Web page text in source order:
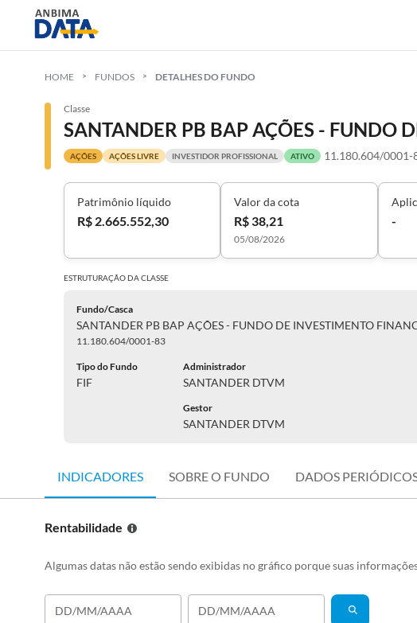
HOME FUNDOS DETALHES DO FUNDO
Classe
AÇÕES AÇÕES LIVRE INVESTIDOR PROFISSIONAL ATIVO 11.180.604/0001-
Patrimônio líquido
R$ 2.665.552,30
Valor da cota
R$ 38,21
05/08/2026
-
ESTRUTURAÇÃO DACLASSE
Fundo/Casca
SANTANDER PB BAP AÇÕES - FUNDO DE INVESTIMENTO
11.180.604/0001-83
Tipo do Fundo
FIF
Administrador
SANTANDER DTVM
Gestor
SANTANDER DTVM
INDICADORES SOBRE O FUNDO DADOS
Rentabilidade
Algumas datas não estão sendo exibidas no gráfico porque suas